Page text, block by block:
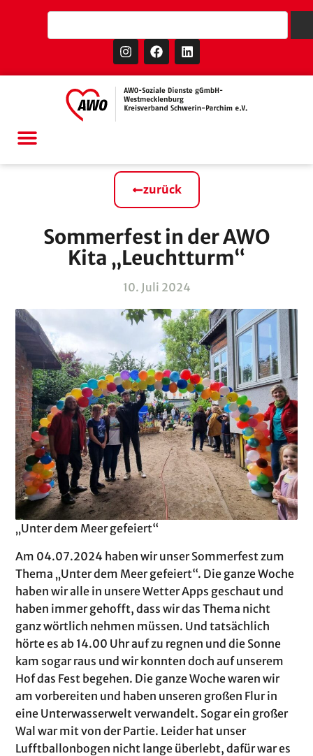
zurück
Sommerfest in der AWO
Kita „Leuchtturm“
10. Juli 2024
„Unter dem Meer gefeiert“
Am 04.07.2024 haben wir unser Sommerfest zum
Thema „Unter dem Meer gefeiert“. Die ganze Woche
haben wir alle in unsere Wetter Apps geschaut und
haben immer gehofft, dass wir das Thema nicht
ganz wörtlich nehmen müssen. Und tatsächlich
hörte es ab 14.00 Uhr auf zu regnen und die Sonne
kam sogar raus und wir konnten doch auf unserem
Hof das Fest begehen. Die ganze Woche waren wir
am vorbereiten und haben unseren großen Flur in
eine Unterwasserwelt verwandelt. Sogar ein großer
Wal war mit von der Partie. Leider hat unser
Lufftballonbogen nicht lange überlebt, dafür war es